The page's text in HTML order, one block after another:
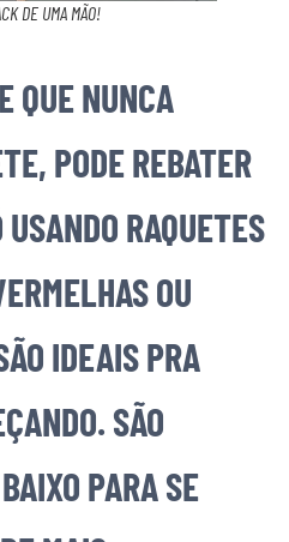
DE UMA MÃO!
QUE NUNCA
PODE REBATER
RAQUETES
OU
IDEAIS PRA
SÃO
PARA SE